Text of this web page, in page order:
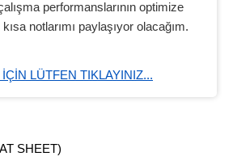
performanslarının optimize
notlarımı paylaşıyor olacağım.
LÜTFEN TIKLAYINIZ...
SHEET)